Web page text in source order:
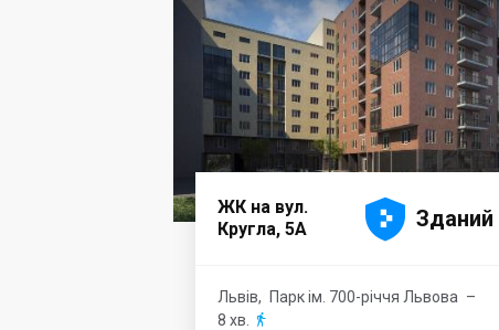
ЖК на вул.
Кругла, 5А




 Зданий
Львів, Парк ім. 700-річчя Львова –
8 хв.
